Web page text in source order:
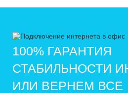
100% ГАРАНТИЯ
СТАБИЛЬНОСТИ
ИЛИ ВЕРНЕМ ВСЕ